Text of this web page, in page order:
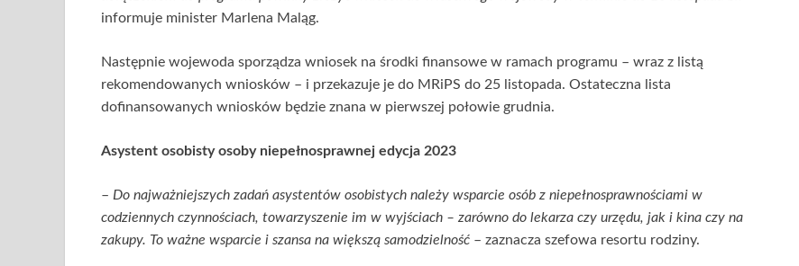
informuje minister Marlena Maląg.
Następnie wojewoda sporządza wniosek na środki finansowe w ramach programu – wraz z listą
rekomendowanych wniosków – i przekazuje je do MRiPS do 25 listopada. Ostateczna lista
dofinansowanych wniosków będzie znana w pierwszej połowie grudnia.
Asystent osobisty osoby niepełnosprawnej edycja 2023
– Do najważniejszych zadań asystentów osobistych należy wsparcie osób z niepełnosprawnościami w
codziennych czynnościach, towarzyszenie im w wyjściach – zarówno do lekarza czy urzędu, jak i kina czy na
zakupy. To ważne wsparcie i szansa na większą samodzielność – zaznacza szefowa resortu rodziny.